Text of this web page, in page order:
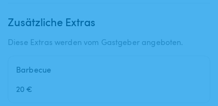
Zusätzliche Extras
Diese Extras werden vom Gastgeber angeboten.
Barbecue
20 €